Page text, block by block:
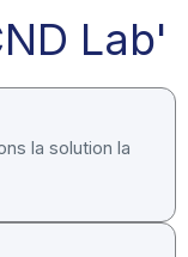
Lab'
la solution la